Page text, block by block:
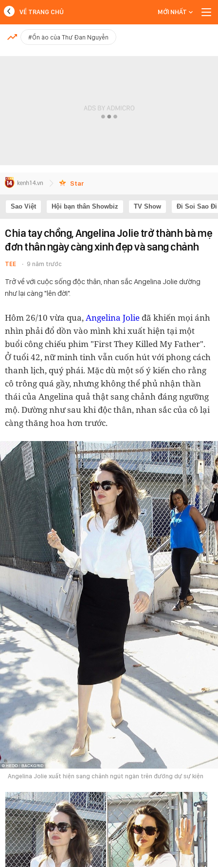
MỚI NHẤT
VỀ TRANG CHỦ MỚI NHẤT
#Ồn ào của Thư Đan Nguyễn
Star
Sao Việt Hội bạn thân Showbiz TV Show Đi Soi Sao Đi
Chia tay chồng, Angelina Jolie trở thành bà mẹ
đơn thân ngày càng xinh đẹp và sang chảnh
TEE 9 năm trước
Trở về với cuộc sống độc thân, nhan sắc Angelina Jolie dường
như lại càng "lên đời".
Hôm 26/10 vừa qua,Angelina Jolie đã khiến mọi ánh
nhìn phải đổ dồn vào mình khi xuất hiện tại một
buổi công chiếu phim "First They Killed My Father".
Ở tuổi 42, nữ minh tinh vẫn cuốn hút với phong cách
thanh lịch, quý phái. Mặc dù một số ý kiến cho rằng
cô trông quá gầy, nhưng không thể phủ nhận thần
thái của Angelina quả thật sang chảnh đáng ngưỡng
mộ. Dường như sau khi độc thân, nhan sắc của cô lại
càng thăng hoa hơn trước.
Angelina Jolie xuất hiện sang chảnh ngút ngàn trên đường dự sự kiện